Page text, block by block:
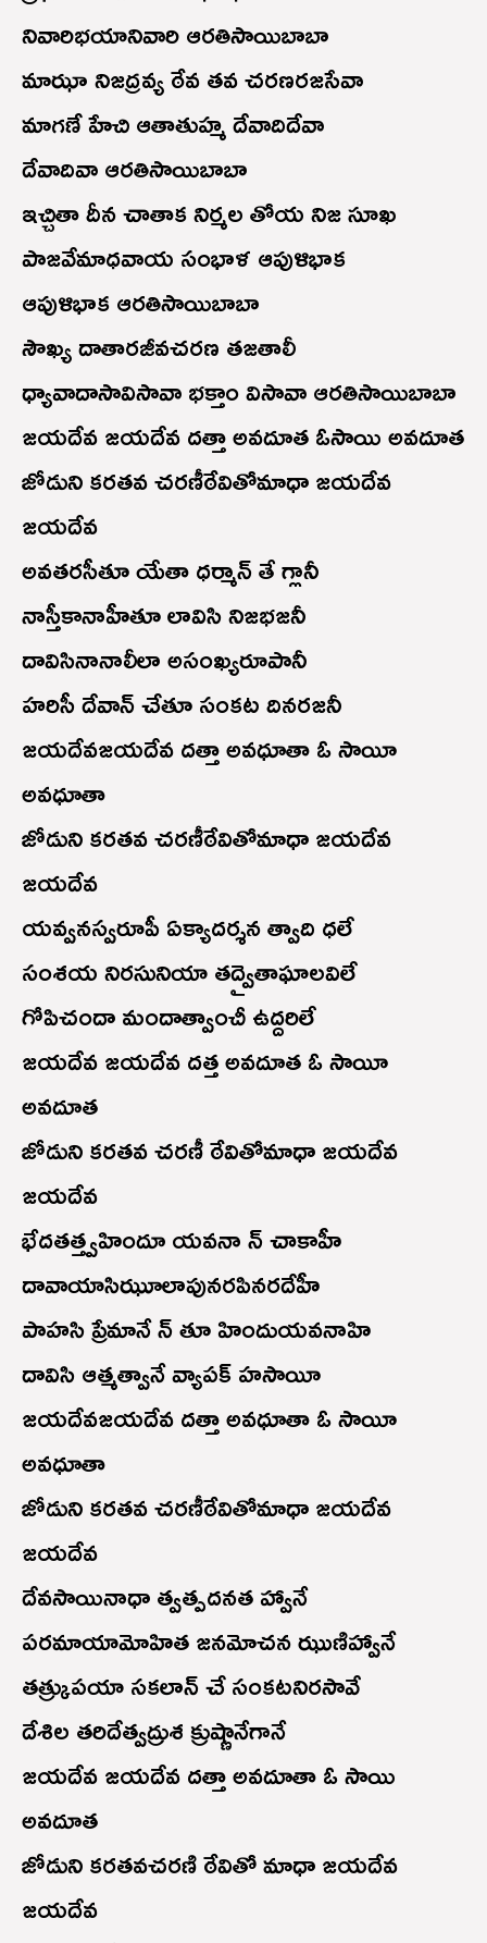
నివారిభయానివారి ఆరతిసాయిబాబా
మాఝా నిజద్రవ్య ఠేవ తవ చరణరజసేవా
మాగణే హేచి ఆతాతుహ్మ దేవాదిదేవా
దేవాదివా ఆరతిసాయిబాబా
ఇచ్చితా దీన చాతాక నిర్మల తోయ నిజ సూఖ
పాజవేమాధవాయ సంభాళ ఆపుళిభాక
ఆపుళిభాక ఆరతిసాయిబాబా
సౌఖ్య దాతారజీవచరణ తజతాలీ
ధ్యావాదాసావిసావా భక్తాం విసావా ఆరతిసాయిబాబా
జయదేవ జయదేవ దత్తా అవదూత ఓసాయి అవదూత
జోడుని కరతవ చరణీఠేవితోమాధా జయదేవ
జయదేవ
అవతరసీతూ యేతా ధర్మాన్ తే గ్లానీ
నాస్తీకానాహీతూ లావిసి నిజభజనీ
దావిసినానాలీలా అసంఖ్యరూపానీ
హరిసీ దేవాన్ చేతూ సంకట దినరజనీ
జయదేవజయదేవ దత్తా అవధూతా ఓ సాయీ
అవధూతా
జోడుని కరతవ చరణీఠేవితోమాధా జయదేవ
జయదేవ
యవ్వనస్వరూపీ ఏక్యాదర్శన త్వాది ధలే
సంశయ నిరసునియా తద్వైతాఘాలవిలే
గోపిచందా మందాత్వాంచీ ఉద్దరిలే
జయదేవ జయదేవ దత్త అవదూత ఓ సాయీ
అవదూత
జోడుని కరతవ చరణీ ఠేవితోమాధా జయదేవ
జయదేవ
భేదతత్త్వహిందూ యవనా న్ చాకాహీ
దావాయాసిఝూలాపునరపినరదేహీ
పాహసి ప్రేమానే న్ తూ హిందుయవనాహి
దావిసి ఆత్మత్వానే వ్యాపక్ హసాయీ
జయదేవజయదేవ దత్తా అవధూతా ఓ సాయీ
అవధూతా
జోడుని కరతవ చరణీఠేవితోమాధా జయదేవ
జయదేవ
దేవసాయినాధా త్వత్పదనత హ్వానే
పరమాయామోహిత జనమోచన ఝుణిహ్వానే
తత్క్రుపయా సకలాన్ చే సంకటనిరసావే
దేశిల తరిదేత్వద్రుశ క్రుష్ణానేగానే
జయదేవ జయదేవ దత్తా అవదూతా ఓ సాయి
అవదూత
జోడుని కరతవచరణి ఠేవితో మాధా జయదేవ
జయదేవ